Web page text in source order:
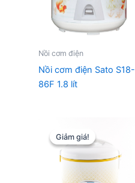
Nồi cơm điện
Nồi cơm điện Sato S18-
86F 1.8 lít
Giảm giá!
Giảm giá!